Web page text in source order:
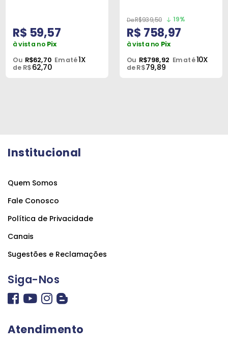
R$ 59,57
à vista no Pix
Ou R$62,70 Em até1X
de R$62,70
R$939,50 19%
R$ 758,97
à vista no Pix
Ou R$798,92 Em até10X
de R$79,89
Institucional
Quem Somos
Fale Conosco
Política de Privacidade
Canais
Sugestões e Reclamações
Siga-Nos
Atendimento